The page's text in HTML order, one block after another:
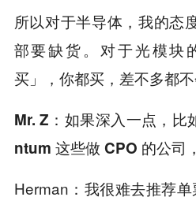
所以对于半导体，我的态
部要缺货。对于光模块
买」，你都买，差不多都不
Mr. Z：如果深入一点，
ntum 这些做 CPO 的公司
Herman：我很难去推荐